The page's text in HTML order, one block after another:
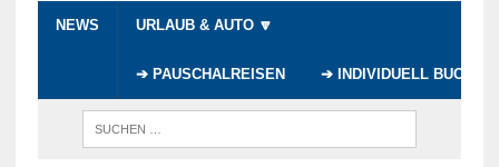
NEWS URLAUB & AUTO 🔽
➔ PAUSCHALREISEN ➔ INDIVIDUELL BUCHEN